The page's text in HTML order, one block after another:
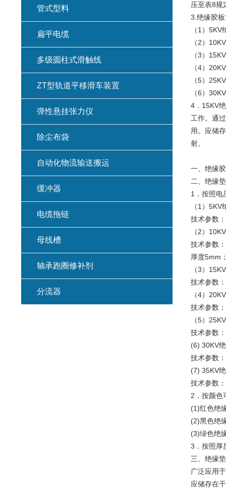
压至表8规
3.绝缘胶
（1）
（2）
（3）
（4）
（5）
（6）
4．15KV
工作。通
用。应储
射。
一、绝缘
二、绝缘
1．按照电
（1）
技术参数
（2）
技术参数
厚度5mm
（3）
技术参数
（4）
技术参数
（5）
技术参数
(6) 30KV
技术参数
(7) 35KV
技术参数
2．按颜色
(1)红色绝
(2)黑色绝
(3)绿色绝
3．按照厚
三、绝缘
广泛应用
应储存在
管式型料
扁平电缆
多级圆柱式滑触线
ZT型轨道平移滑车装置
弹性悬挂张力仪
除尘布袋
自动化物流输送搬运
缓冲器
电缆拖链
母线槽
轴承跑圈修补剂
分流器